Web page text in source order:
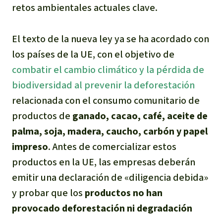
Metales
Minería
Agrotoxicos
Aceite de palma
REDD
Indígena
Landgrabbing
Português
Indonesia
retos ambientales actuales clave.
El texto de la nueva ley ya se ha acordado con
los países de la UE, con el objetivo de
combatir el cambio climático y la pérdida de
biodiversidad al prevenir la deforestación
relacionada con el consumo comunitario de
productos de ganado, cacao, café, aceite de
palma, soja, madera, caucho, carbón y papel
impreso. Antes de comercializar estos
productos en la UE, las empresas deberán
emitir una declaración de «diligencia debida»
y probar que los productos no han
provocado deforestación ni degradación